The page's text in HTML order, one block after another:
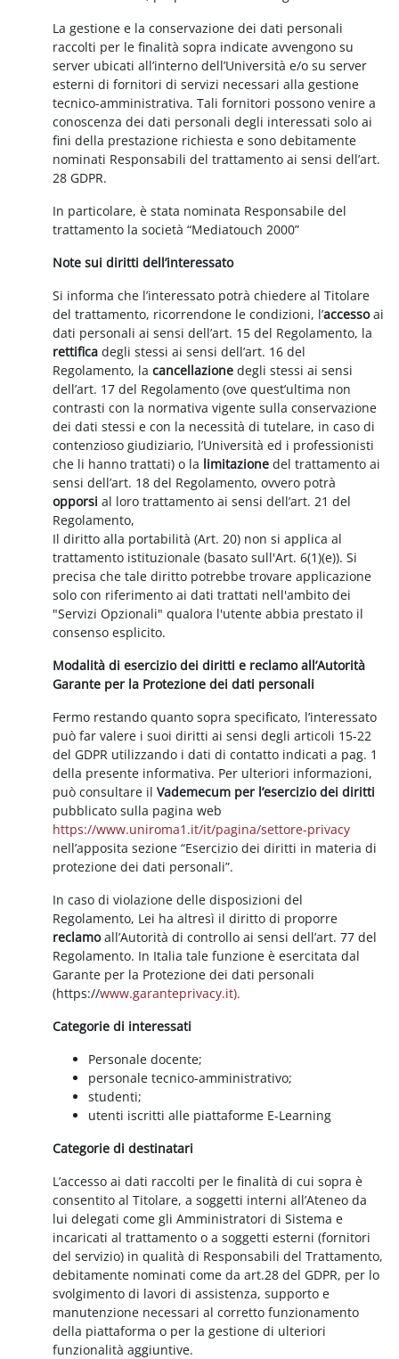
La gestione e la conservazione dei dati personali
raccolti per le finalità sopra indicate avvengono su
server ubicati all’interno dell’Università e/o su server
esterni di fornitori di servizi necessari alla gestione
tecnico-amministrativa. Tali fornitori possono venire a
conoscenza dei dati personali degli interessati solo ai
fini della prestazione richiesta e sono debitamente
nominati Responsabili del trattamento ai sensi dell’art.
28 GDPR.
In particolare, è stata nominata Responsabile del
trattamento la società “Mediatouch 2000”
Note sui diritti dell’interessato
Si informa che l’interessato potrà chiedere al Titolare
del trattamento, ricorrendone le condizioni, l’accessoai
dati personali ai sensi dell’art. 15 del Regolamento, la
rettificadegli stessi ai sensi dell’art. 16 del
Regolamento, lacancellazione degli stessi ai sensi
dell’art. 17 del Regolamento (ove quest’ultima non
contrasti con la normativa vigente sulla conservazione
dei dati stessi e con la necessità di tutelare, in caso di
contenzioso giudiziario, l’Università ed i professionisti
che li hanno trattati) o la limitazione del trattamento ai
sensi dell’art. 18 del Regolamento, ovvero potrà
opporsi al loro trattamento ai sensi dell’art. 21 del
Regolamento,
Il diritto alla portabilità (Art. 20) non si applica al
trattamento istituzionale (basato sull'Art. 6(1)(e)). Si
precisa che tale diritto potrebbe trovare applicazione
solo con riferimento ai dati trattati nell'ambito dei
"Servizi Opzionali" qualora l'utente abbia prestato il
consenso esplicito.
Modalità di esercizio dei diritti e reclamo all’Autorità
Garante per la Protezione dei dati personali
Fermo restando quanto sopra specificato, l’interessato
può far valere i suoi diritti ai sensi degli articoli 15-22
del GDPR utilizzando i dati di contatto indicati a pag. 1
della presente informativa. Per ulteriori informazioni,
può consultare ilVademecum per l’esercizio dei diritti
pubblicato sulla pagina web
https://www.uniroma1.it/it/pagina/settore-privacy
nell’apposita sezione “Esercizio dei diritti in materia di
protezione dei dati personali”.
In caso di violazione delle disposizioni del
Regolamento, Lei ha altresì il diritto di proporre
reclamoall’Autorità di controllo ai sensi dell’art. 77 del
Regolamento. In Italia tale funzione è esercitata dal
Garante per la Protezione dei dati personali
(https://www.garanteprivacy.it).
Categorie di interessati
Personale docente;
personale tecnico-amministrativo;
studenti;
utenti iscritti alle piattaforme E-Learning
Categorie di destinatari
L’accesso ai dati raccolti per le finalità di cui sopra è
consentito al Titolare, a soggetti interni all’Ateneo da
lui delegati come gli Amministratori di Sistema e
incaricati al trattamento o a soggetti esterni (fornitori
del servizio) in qualità di Responsabili del Trattamento,
debitamente nominati come da art.28 del GDPR, per lo
svolgimento di lavori di assistenza, supporto e
manutenzione necessari al corretto funzionamento
della piattaforma o per la gestione di ulteriori
funzionalità aggiuntive.